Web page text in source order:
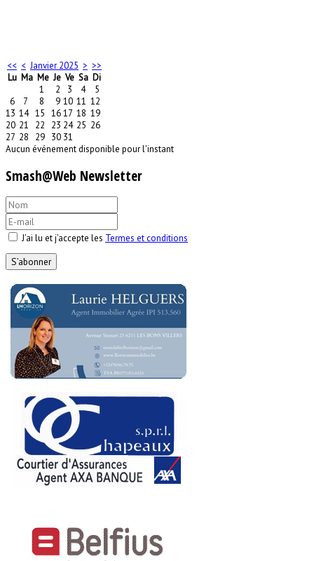
<< < Janvier 2025 > >>
Lu Ma Me Je Ve Sa Di
1
2 3 4
5
6
7 8 9 10 11 12
13 14 15 1617 18 19
20 21 22 23 24 25 26
27 28 29 30 31
Aucun événement disponible pour l'instant
Smash@Web Newsletter
J’ai lu et j’accepte les Termes et conditions